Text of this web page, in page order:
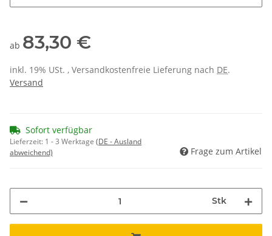
ab 83,30 €
inkl. 19% USt. , Versandkostenfreie Lieferung nach DE.
Versand
Sofort verfügbar
Lieferzeit: 1 - 3 Werktage (DE - Ausland
abweichend)
Frage zum Artikel
Stk